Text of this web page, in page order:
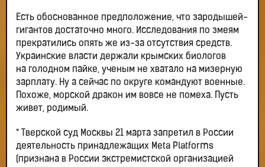
Есть обоснованное предположение, что зародышей-
гигантов достаточно много. Исследования по змеям
прекратились опять же из-за отсутствия средств.
Украинские власти держали крымских биологов
на голодном пайке, ученым не хватало на мизерную
зарплату. Ну а сейчас по округе командуют военные.
Похоже, морской дракон им вовсе не помеха. Пусть
живет, родимый.
* Тверской суд Москвы 21 марта запретил в России
деятельность принадлежащих Meta Platforms
(признана в России экстремистской организацией